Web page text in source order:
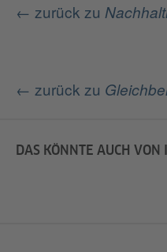
← zurück zu
← zurück zu
DAS KÖNNTE AUCH VON